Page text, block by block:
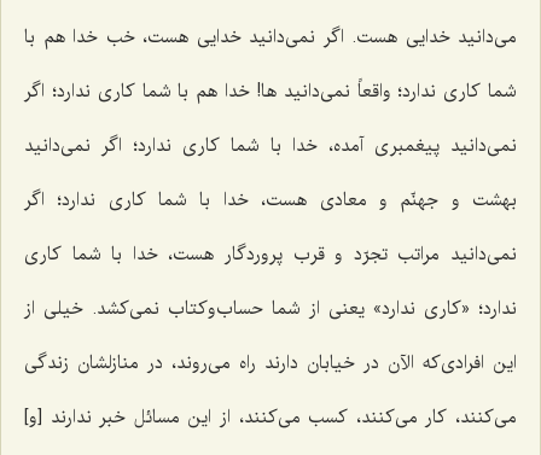
می‌دانید خدایی هست. اگر نمی‌دانید خدایی هست، خب خدا هم با
شما کاری ندارد؛ واقعاً نمی‌دانید ها! خدا هم با شما کاری ندارد؛ اگر
نمی‌دانید پیغمبری آمده، خدا با شما کاری ندارد؛ اگر نمی‌دانید
بهشت و جهنّم و معادی هست، خدا با شما کاری ندارد؛ اگر
نمی‌دانید مراتب تجرّد و قرب پروردگار هست، خدا با شما کاری
ندارد؛ «کاری ندارد» یعنی از شما حساب‌وکتاب نمی‌کشد. خیلی از
این افرادی‌که الآن در خیابان دارند راه می‌روند، در منازلشان زندگی
می‌کنند، کار می‌کنند، کسب می‌کنند، از این مسائل خبر ندارند [و]